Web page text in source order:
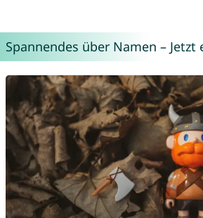
Spannendes über Namen – Jetzt